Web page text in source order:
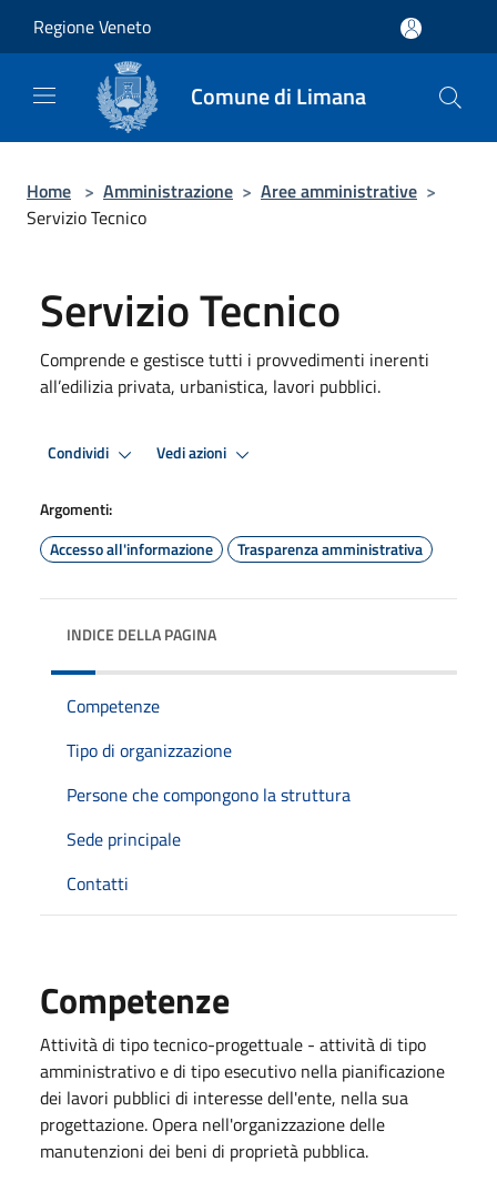
Regione Veneto
Comune di Limana
Home > Amministrazione > Aree amministrative >
Servizio Tecnico
Servizio Tecnico
Comprende e gestisce tutti i provvedimenti inerenti
all’edilizia privata, urbanistica, lavori pubblici.
Condividi Vedi azioni
Argomenti:
Accesso all'informazione
Trasparenza amministrativa
INDICE DELLA PAGINA
Competenze
Tipo di organizzazione
Persone che compongono la struttura
Sede principale
Contatti
Competenze
Attività di tipo tecnico-progettuale - attività di tipo
amministrativo e di tipo esecutivo nella pianificazione
dei lavori pubblici di interesse dell'ente, nella sua
progettazione. Opera nell'organizzazione delle
manutenzioni dei beni di proprietà pubblica.